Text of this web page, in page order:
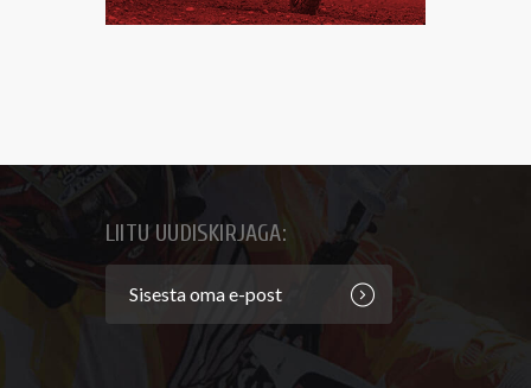
LIITU UUDISKIRJAGA: